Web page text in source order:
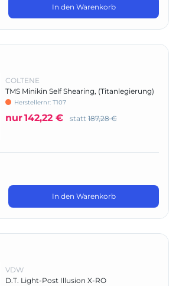
In den Warenkorb
COLTENE
TMS Minikin Self Shearing, (Titanlegierung)
rot - Komplettpackung
Herstellernr: T107
nur142,22 € statt 187,28 €
In den Warenkorb
VDW
D.T. Light-Post Illusion X-RO